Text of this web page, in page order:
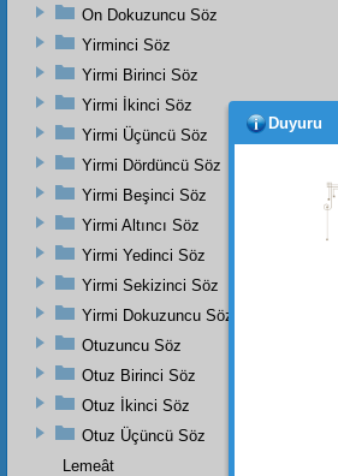
On Dokuzuncu Söz
Yirminci Söz
Yirmi Birinci Söz
Yirmi İkinci Söz
Yirmi Üçüncü Söz
Yirmi Dördüncü Söz
Yirmi Beşinci Söz
Yirmi Altıncı Söz
Yirmi Yedinci Söz
Yirmi Sekizinci Söz
Yirmi Dokuzuncu Söz
Otuzuncu Söz
Otuz Birinci Söz
Otuz İkinci Söz
Otuz Üçüncü Söz
Lemeât
Duyuru